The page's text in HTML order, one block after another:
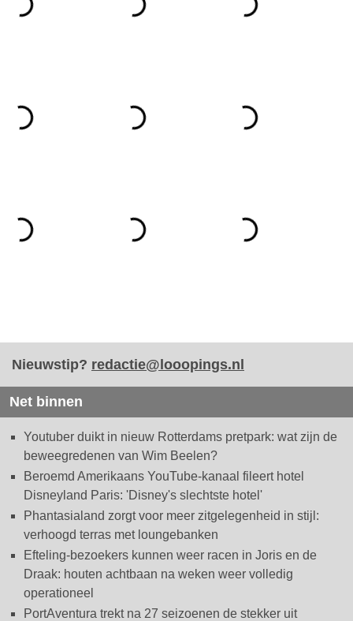
Nieuwstip? redactie@looopings.nl
Net binnen
Youtuber duikt in nieuw Rotterdams pretpark: wat zijn de
beweegredenen van Wim Beelen?
Beroemd Amerikaans YouTube-kanaal fileert hotel
Disneyland Paris: 'Disney's slechtste hotel'
Phantasialand zorgt voor meer zitgelegenheid in stijl:
verhoogd terras met loungebanken
Efteling-bezoekers kunnen weer racen in Joris en de
Draak: houten achtbaan na weken weer volledig
operationeel
PortAventura trekt na 27 seizoenen de stekker uit